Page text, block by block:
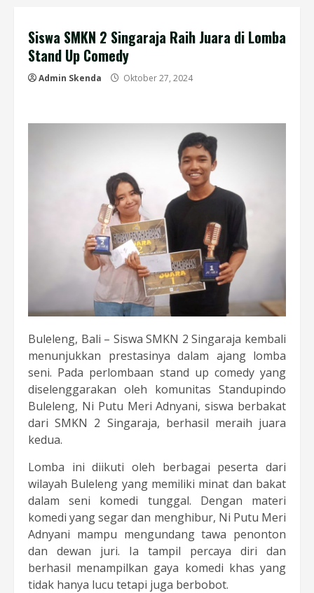
Siswa SMKN 2 Singaraja Raih Juara di Lomba
Stand Up Comedy
Admin Skenda Oktober 27, 2024
Buleleng, Bali – Siswa SMKN 2 Singaraja kembali
menunjukkan prestasinya dalam ajang lomba
seni. Pada perlombaan stand up comedy yang
diselenggarakan oleh komunitas Standupindo
Buleleng, Ni Putu Meri Adnyani, siswa berbakat
dari SMKN 2 Singaraja, berhasil meraih juara
kedua.
Lomba ini diikuti oleh berbagai peserta dari
wilayah Buleleng yang memiliki minat dan bakat
dalam seni komedi tunggal. Dengan materi
komedi yang segar dan menghibur, Ni Putu Meri
Adnyani mampu mengundang tawa penonton
dan dewan juri. Ia tampil percaya diri dan
berhasil menampilkan gaya komedi khas yang
tidak hanya lucu tetapi juga berbobot.